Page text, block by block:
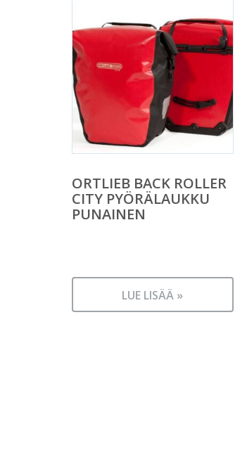
ORTLIEB BACK ROLLER
CITY PYÖRÄLAUKKU
PUNAINEN
LUE LISÄÄ »